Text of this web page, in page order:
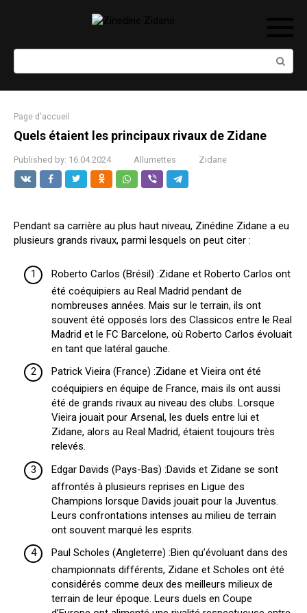
Search:
Page d'accueil
Quels étaient les principaux rivaux de Zidane
Published by: 16.04.2024 Allumettes Zidane
Pendant sa carrière au plus haut niveau, Zinédine Zidane a eu
plusieurs grands rivaux, parmi lesquels on peut citer :
Roberto Carlos (Brésil) :Zidane et Roberto Carlos ont
été coéquipiers au Real Madrid pendant de
nombreuses années. Mais sur le terrain, ils ont
souvent été opposés lors des Classicos entre le Real
Madrid et le FC Barcelone, où Roberto Carlos évoluait
en tant que latéral gauche.
Patrick Vieira (France) :Zidane et Vieira ont été
coéquipiers en équipe de France, mais ils ont aussi
été de grands rivaux au niveau des clubs. Lorsque
Vieira jouait pour Arsenal, les duels entre lui et
Zidane, alors au Real Madrid, étaient toujours très
relevés.
Edgar Davids (Pays-Bas) :Davids et Zidane se sont
affrontés à plusieurs reprises en Ligue des
Champions lorsque Davids jouait pour la Juventus.
Leurs confrontations intenses au milieu de terrain
ont souvent marqué les esprits.
Paul Scholes (Angleterre) :Bien qu’évoluant dans des
championnats différents, Zidane et Scholes ont été
considérés comme deux des meilleurs milieux de
terrain de leur époque. Leurs duels en Coupe